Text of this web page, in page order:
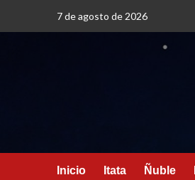
7 de agosto de 2026
Inicio Itata Ñuble